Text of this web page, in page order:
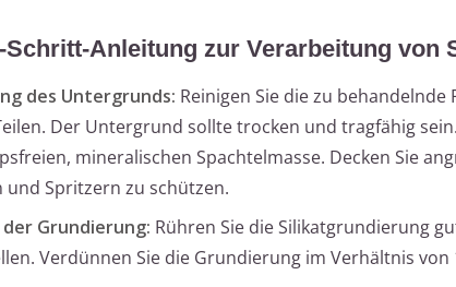
Anleitung zur Verarbeitung von
des Untergrunds: Reinigen Sie die zu
Der Untergrund sollte trocken und tragfähig
mineralischen Spachtelmasse. Decken Sie
und Spritzern zu schützen.
Grundierung: Rühren Sie die Silikatgrundierung
Verdünnen Sie die Grundierung im Verhältnis von